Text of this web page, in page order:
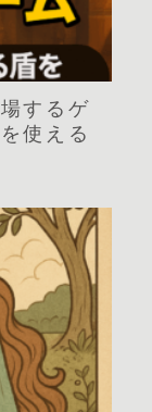
するゲ
使える